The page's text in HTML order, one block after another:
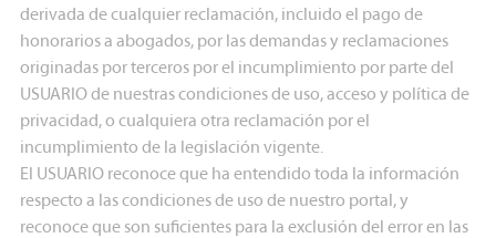
derivada de cualquier reclamación, incluido el pago de
honorarios a abogados, por las demandas y reclamaciones
originadas por terceros por el incumplimiento por parte del
USUARIO de nuestras condiciones de uso, acceso y política de
privacidad, o cualquiera otra reclamación por el
incumplimiento de la legislación vigente.
El USUARIO reconoce que ha entendido toda la información
respecto a las condiciones de uso de nuestro portal, y
reconoce que son suficientes para la exclusión del error en las